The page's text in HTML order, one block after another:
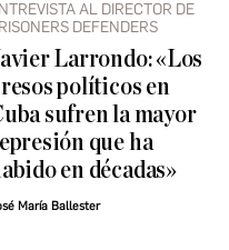
AL DIRECTOR DE
DEFENDERS
Larrondo: «Los
políticos en
sufren la mayor
que ha
en décadas»
María Ballester